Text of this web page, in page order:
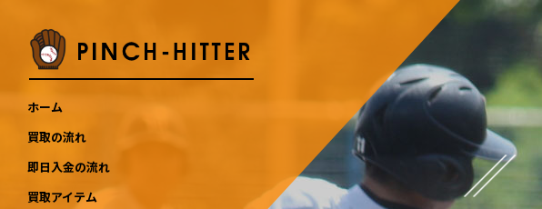
ホーム
買取の流れ
即日入金の流れ
買取アイテム